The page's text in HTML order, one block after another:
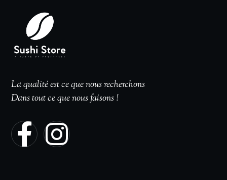
La qualité est ce que nous recherchons
Dans tout ce que nous faisons !